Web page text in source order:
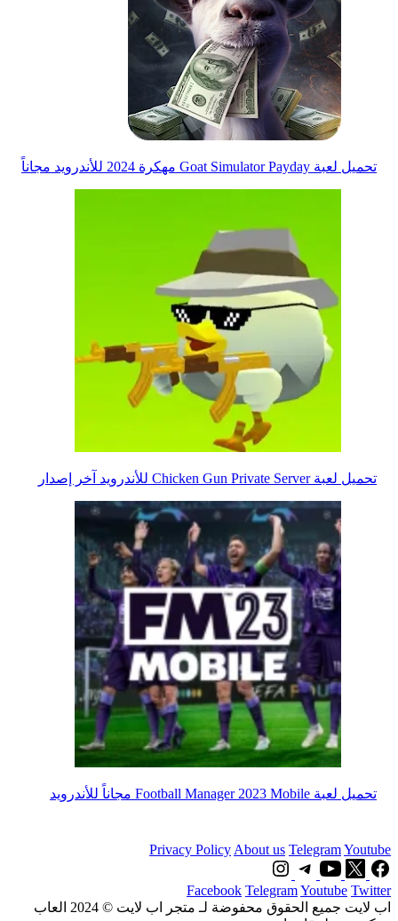
تحميل لعبة Goat Simulator Payday مهكرة 2024 للأندرويد مجاناً
تحميل لعبة Chicken Gun Private Server للأندرويد آخر إصدار
تحميل لعبة Football Manager 2023 Mobile مجاناً للأندرويد
Privacy Policy About us TelegramYoutube
Facebook TelegramYoutube Twitter
اب لايت جميع الحقوق محفوضة لـ متجر اب لايت © 2024 العاب